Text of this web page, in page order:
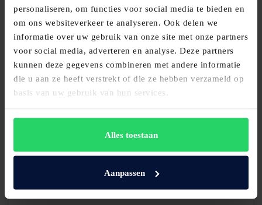
personaliseren, om functies voor social media te bieden en
om ons websiteverkeer te analyseren. Ook delen we
informatie over uw gebruik van onze site met onze partners
voor social media, adverteren en analyse. Deze partners
kunnen deze gegevens combineren met andere informatie
die u aan ze heeft verstrekt of die ze hebben verzameld op
basis van uw gebruik van hun services.
Alles toestaan
Aanpassen
Schramm bedbodem UM-421 Master M4-SCA-SHIFT-SL